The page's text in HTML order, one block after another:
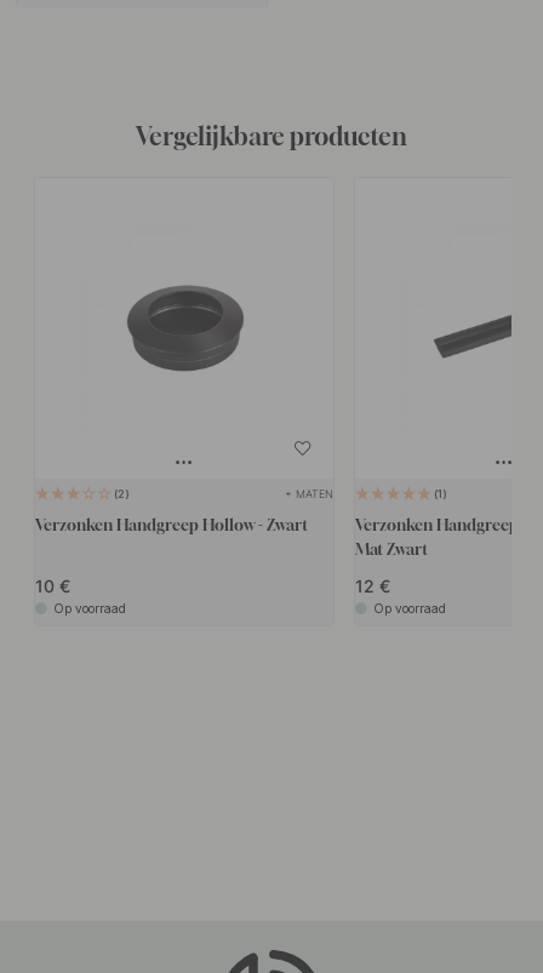
Vergelijkbare producten
2 + MATEN
Verzonken Handgreep Hollow - Zwart
10
Op voorraad
1
Verzonken Handgreep
Mat Zwart
12
Op voorraad